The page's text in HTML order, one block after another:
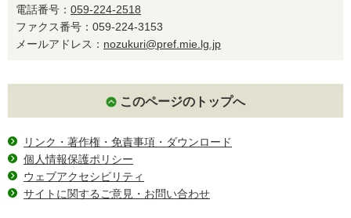
電話番号： 059-224-2518
ファクス番号：059-224-3153
メールアドレス： nozukuri@pref.mie.lg.jp
このページのトップへ
リンク・著作権・免責事項・ダウンロード
個人情報保護ポリシー
ウェブアクセシビリティ
サイトに関するご意見・お問い合わせ